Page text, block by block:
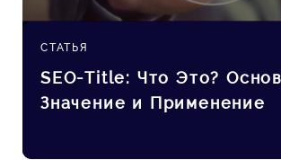
СТАТЬЯ
SEO-Title: Что Это?
Значение и Применение